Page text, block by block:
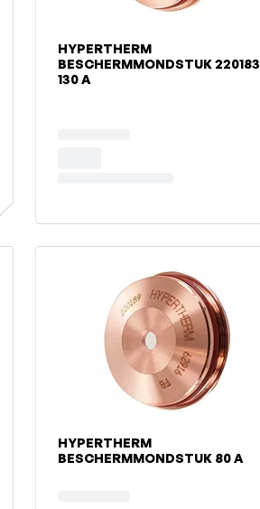
HYPERTHERM
BESCHERMMONDSTUK 220183
130 A
HYPERTHERM
BESCHERMMONDSTUK 80 A